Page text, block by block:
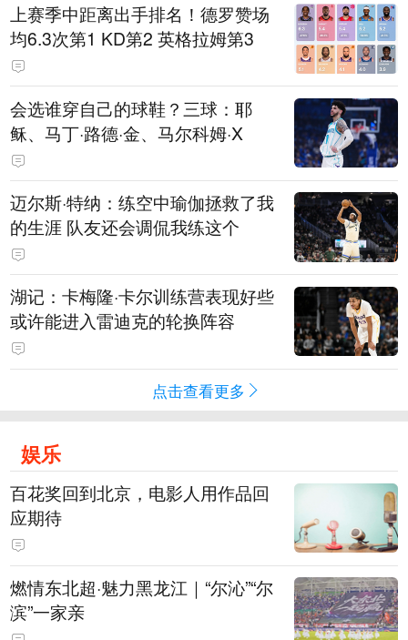
上赛季中距离出手排名！德罗赞场
均6.3次第1 KD第2 英格拉姆第3
会选谁穿自己的球鞋？三球：耶
稣、马丁·路德·金、马尔科姆·X
迈尔斯·特纳：练空中瑜伽拯救了我
的生涯 队友还会调侃我练这个
湖记：卡梅隆·卡尔训练营表现好些
或许能进入雷迪克的轮换阵容
点击查看更多
娱乐
百花奖回到北京，电影人用作品回
应期待
燃情东北超·魅力黑龙江｜“尔沁”“尔
滨”一家亲